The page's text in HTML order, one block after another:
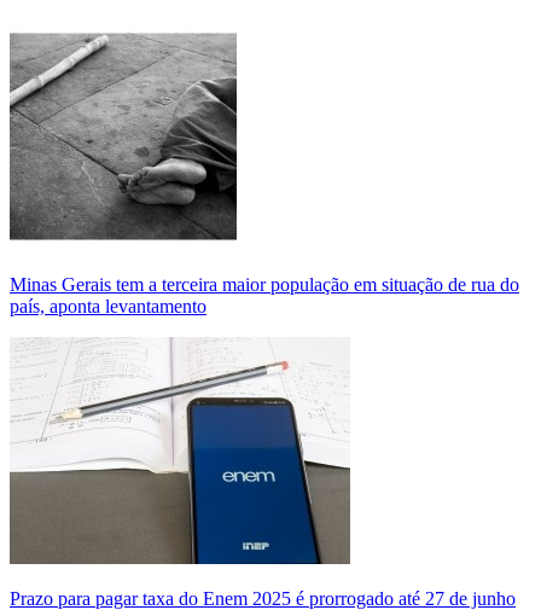
Minas Gerais tem a terceira maior população em situação de rua do
país, aponta levantamento
Prazo para pagar taxa do Enem 2025 é prorrogado até 27 de junho